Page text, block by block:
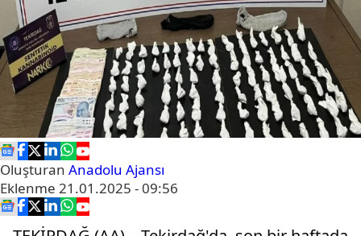
Oluşturan Anadolu Ajansı
Eklenme 21.01.2025 - 09:56